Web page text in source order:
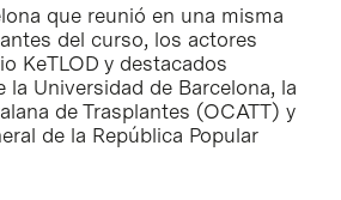
que reunió en una misma
del curso, los actores
KeTLOD y destacados
la Universidad de Barcelona, la
de Trasplantes (OCATT) y
de la República Popular